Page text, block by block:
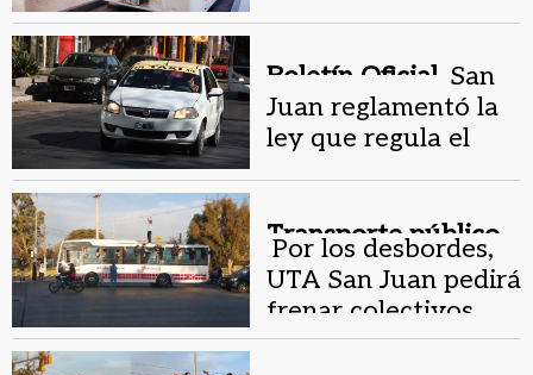
Boletín Oficial. San
Juan reglamentó la
ley que regula el
Transporte público.
Por los desbordes,
UTA San Juan pedirá
frenar colectivos
durante la final